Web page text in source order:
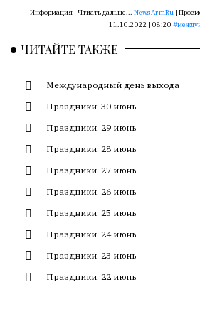
обновляется
большим
трудом,
душой.
Редакция
не
авторские
тексты,
кромсает
их
Информация | Чтиать дальше... NewsArmRu |
11.10.2022 | 08:20
ЧИТАЙТЕ ТАКЖЕ
Международный день выхода
Праздники. 30 июнь
Праздники. 29 июнь
Праздники. 28 июнь
Праздники. 27 июнь
Праздники. 26 июнь
Праздники. 25 июнь
Праздники. 24 июнь
Праздники. 23 июнь
Праздники. 22 июнь